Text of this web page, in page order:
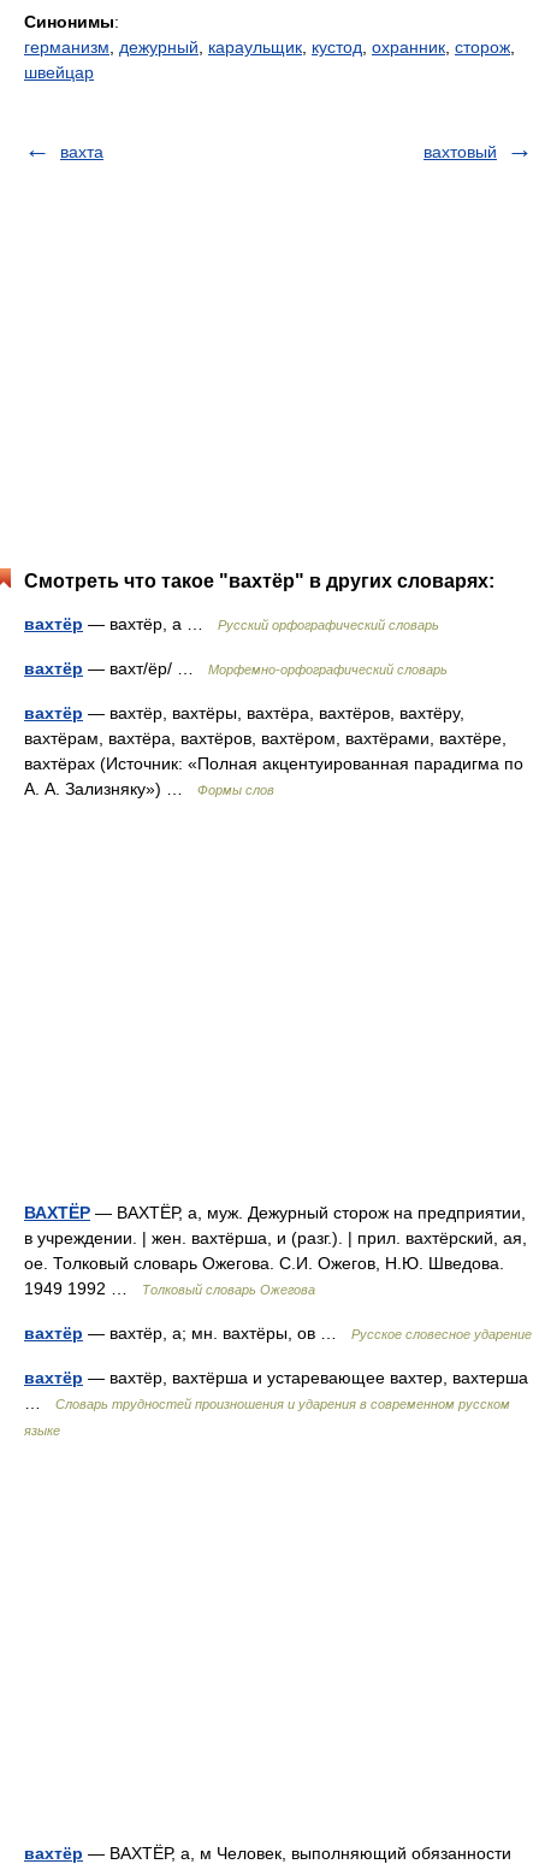
Синонимы:
германизм
дежурный караульщик кустод охранник сторож
швейцар
вахта вахтовый
Смотреть что такое "вахтёр" в других словарях:
вахтёр — вахтёр, а … Русский орфографический словарь
вахтёр — вахт/ёр/ … Морфемно-орфографический словарь
вахтёр — вахтёр, вахтёры, вахтёра, вахтёров, вахтёру,
вахтёрам, вахтёра, вахтёров, вахтёром, вахтёрами, вахтёре,
вахтёрах (Источник: «Полная акцентуированная парадигма по
А. А. Зализняку») …
Формы слов
ВАХТЁР — ВАХТЁР, а, муж. Дежурный сторож на предприятии,
в учреждении. | жен. вахтёрша, и (разг.). | прил. вахтёрский, ая,
ое. Толковый словарь Ожегова. С.И. Ожегов, Н.Ю. Шведова.
1949 1992 …
Толковый словарь Ожегова
вахтёр — вахтёр, а; мн. вахтёры, ов … Русское словесное ударение
вахтёр — вахтёр, вахтёрша и устаревающее вахтер, вахтерша
Словарь трудностей произношения и ударения в современном русском
языке
вахтёр — ВАХТЁР, а, м Человек, выполняющий обязанности